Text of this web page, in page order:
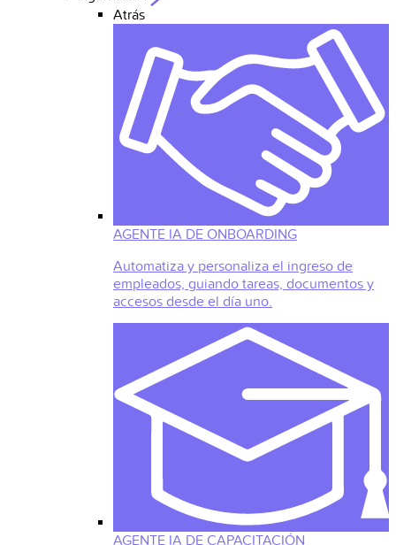
Atrás
AGENTE IA DE ONBOARDING
Automatiza y personaliza el ingreso de
empleados, guiando tareas, documentos y
accesos desde el día uno.
AGENTE IA DE CAPACITACIÓN